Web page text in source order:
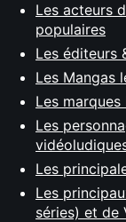
Les acteurs
populaires
Les éditeurs
Les Mangas
Les
Les
Les
Les
séries) et de